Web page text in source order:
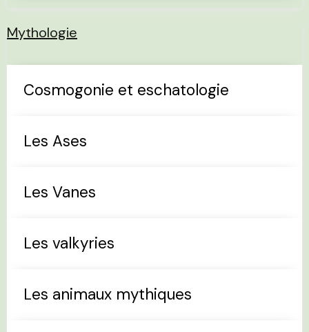
Mythologie
Cosmogonie et eschatologie
Les Ases
Les Vanes
Les valkyries
Les animaux mythiques